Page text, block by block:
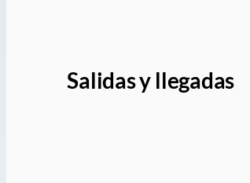
Salidas y llegadas